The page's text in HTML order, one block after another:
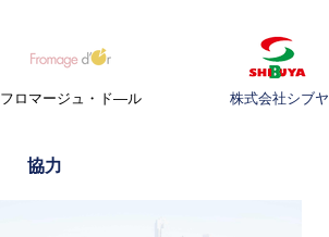
フロマージュ・ド―ル 株式会社シブヤ
協力